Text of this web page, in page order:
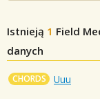
Istnieją 1 Field
danych
CHORDS Uuu